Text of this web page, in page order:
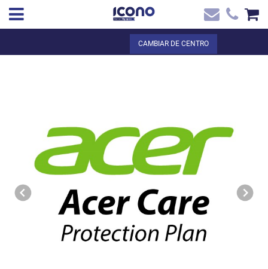
VER LA CESTA
ES ✖
Inicio
CAMBIAR DE CENTRO